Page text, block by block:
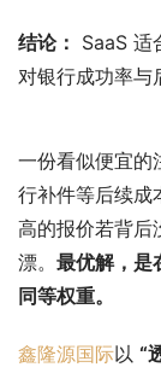
结论： SaaS 适
对银行成功率与
一份看似便宜的
行补件等后续成
高的报价若背后
漂。 最优解，是
同等权重。
鑫隆源国际以 “